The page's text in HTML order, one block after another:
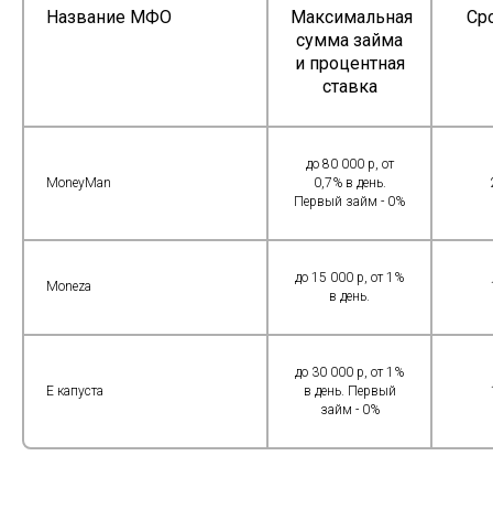
Название МФО
Максимальная
сумма займа
и процентная
ставка
MoneyMan
до 80 000 р, от
0,7% в день.
Первый займ - 0%
Moneza
до 15 000 р, от 1%
в день.
E капуста
до 30 000 р, от 1%
в день. Первый
займ - 0%